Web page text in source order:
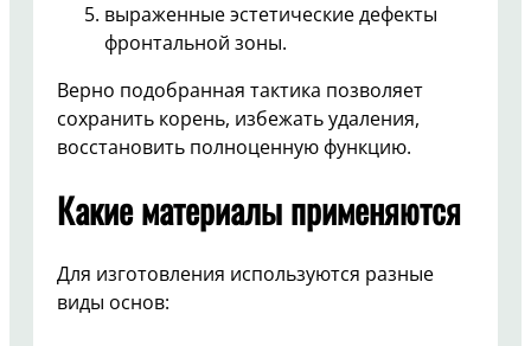
выраженные эстетические дефекты
фронтальной зоны.
Верно подобранная тактика позволяет
сохранить корень, избежать удаления,
восстановить полноценную функцию.
Какие материалы применяются
Для изготовления используются разные
виды основ: